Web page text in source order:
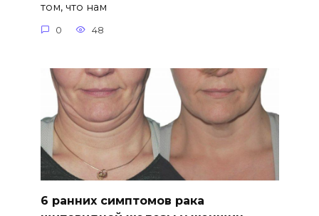
том, что нам
0 48
6 ранних симптомов рака